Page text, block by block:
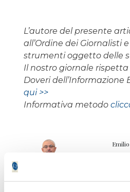
L’autore del presente
all’Ordine dei Giornalisti
strumenti oggetto delle
Il nostro giornale
Doveri dell’Informazione
qui >>
Informativa metodo